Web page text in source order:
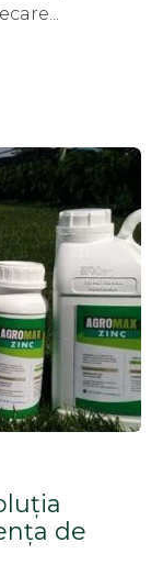
de